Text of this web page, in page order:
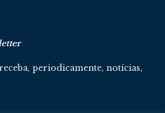
periodicamente, notícias,